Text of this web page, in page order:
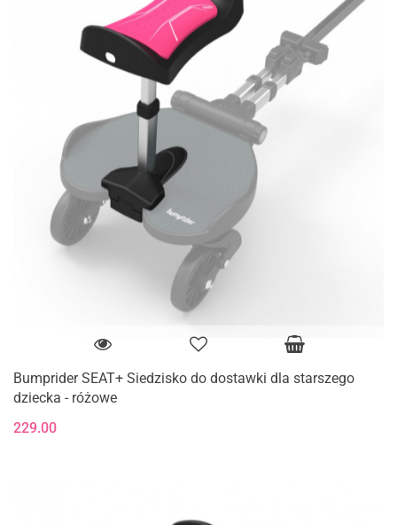
Bumprider SEAT+ Siedzisko do dostawki dla starszego
dziecka - różowe
229.00